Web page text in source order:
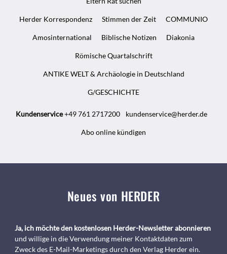
Herder Korrespondenz Stimmen der Zeit COMMUNIO
Amosinternational Biblische Notizen Diakonia
Römische Quartalschrift
ANTIKE WELT & Archäologie in Deutschland
G/GESCHICHTE
Kundenservice+49 761 2717200 kundenservice@herder.de
Abo online kündigen
Neues von HERDER
Ja, ich möchte den kostenlosen Herder-Newsletter abonnieren
und willige in die Verwendung meiner Kontaktdaten zum
Zweck des E-Mail-Marketings durch den Verlag Herder ein.